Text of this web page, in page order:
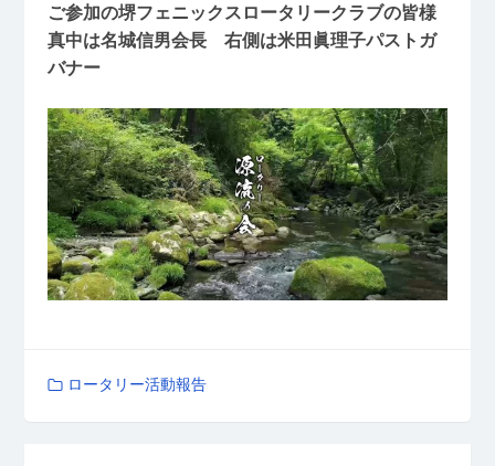
ご参加の堺フェニックスロータリークラブの皆様
真中は名城信男会長 右側は米田眞理子パストガ
バナー
ロータリー活動報告